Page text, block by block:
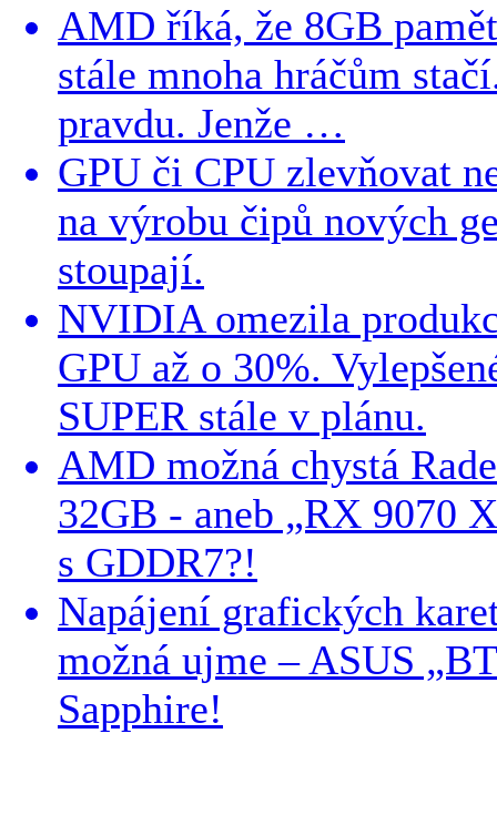
AMD říká, že 8GB
stále mnoha hráčům
pravdu. Jenže …
GPU či CPU zlevňovat
na výrobu čipů nových
stoupají.
NVIDIA omezila
GPU až o 30%.
SUPER stále v plánu.
AMD možná chystá
32GB - aneb „RX 9070
s GDDR7?!
Napájení grafických
možná ujme – ASUS
Sapphire!